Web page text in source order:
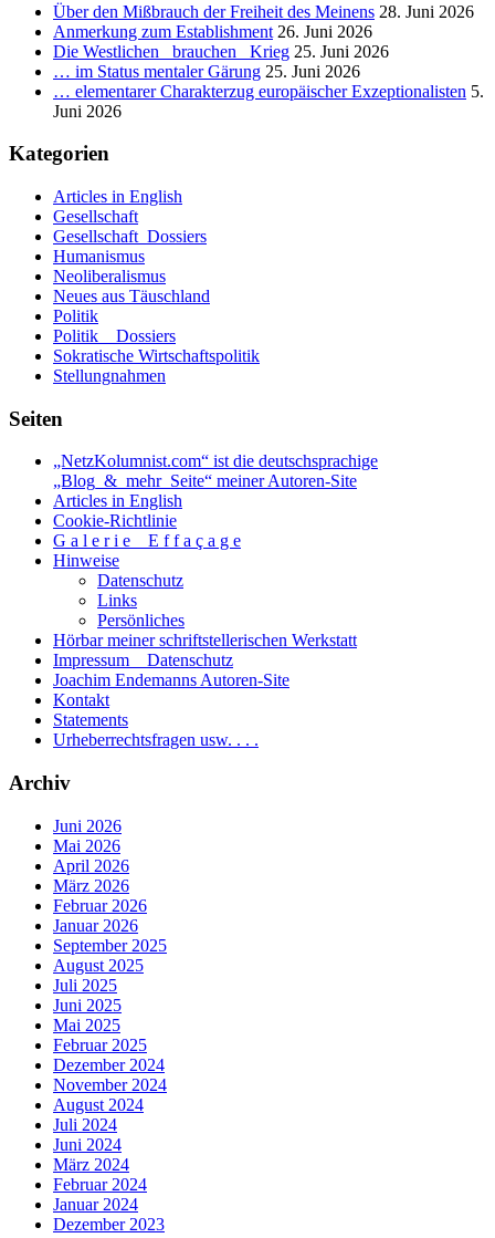
Über den Mißbrauch der Freiheit des Meinens 28. Juni 2026
Anmerkung zum Establishment 26. Juni 2026
Die Westlichen _brauchen_ Krieg 25. Juni 2026
… im Status mentaler Gärung 25. Juni 2026
… elementarer Charakterzug europäischer Exzeptionalisten 5.
Juni 2026
Kategorien
Articles in English
Gesellschaft
Gesellschaft_Dossiers
Humanismus
Neoliberalismus
Neues aus Täuschland
Politik
Politik _ Dossiers
Sokratische Wirtschaftspolitik
Stellungnahmen
Seiten
„NetzKolumnist.com“ ist die deutschsprachige
„Blog_&_mehr_Seite“ meiner Autoren-Site
Articles in English
Cookie-Richtlinie
G a l e r i e _ E f f a ç a g e
Hinweise
Datenschutz
Links
Persönliches
Hörbar meiner schriftstellerischen Werkstatt
Impressum _ Datenschutz
Joachim Endemanns Autoren-Site
Kontakt
Statements
Urheberrechtsfragen usw. . . .
Archiv
Juni 2026
Mai 2026
April 2026
März 2026
Februar 2026
Januar 2026
September 2025
August 2025
Juli 2025
Juni 2025
Mai 2025
Februar 2025
Dezember 2024
November 2024
August 2024
Juli 2024
Juni 2024
März 2024
Februar 2024
Januar 2024
Dezember 2023